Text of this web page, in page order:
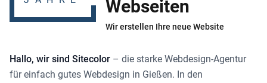
Webseiten
Wir erstellen Ihre neue Website
Hallo, wir sind Sitecolor – die starke Webdesign-Agentur
für einfach gutes Webdesign in Gießen. In den